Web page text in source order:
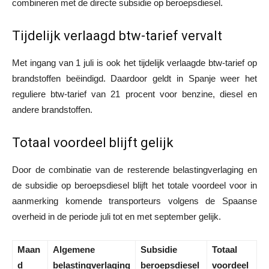
combineren met de directe subsidie op beroepsdiesel.
Tijdelijk verlaagd btw-tarief vervalt
Met ingang van 1 juli is ook het tijdelijk verlaagde btw-tarief op
brandstoffen beëindigd. Daardoor geldt in Spanje weer het
reguliere btw-tarief van 21 procent voor benzine, diesel en
andere brandstoffen.
Totaal voordeel blijft gelijk
Door de combinatie van de resterende belastingverlaging en
de subsidie op beroepsdiesel blijft het totale voordeel voor in
aanmerking komende transporteurs volgens de Spaanse
overheid in de periode juli tot en met september gelijk.
Maan
d
Algemene
belastingverlaging
Subsidie
beroepsdiesel
Totaal
voordeel